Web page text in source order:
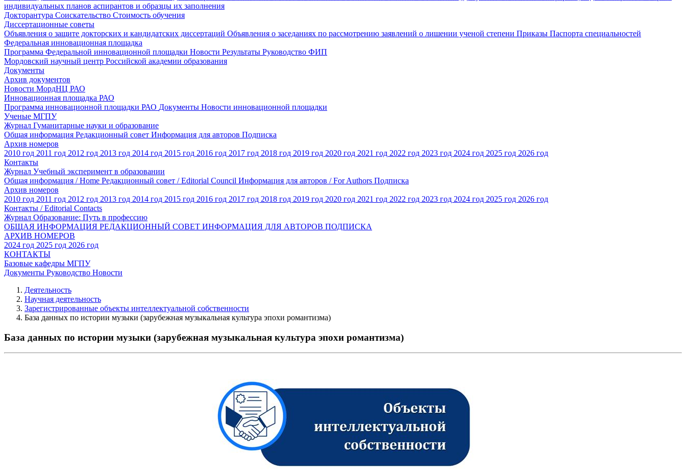
индивидуальных планов аспирантов и образцы их заполнения
Докторантура Соискательство Стоимость обучения
Диссертационные советы
Объявления о защите докторских и кандидатских диссертаций Объявления о заседаниях по рассмотрению заявлений о лишении ученой степени Приказы Паспорта специальностей
Федеральная инновационная площадка
Программа Федеральной инновационной площадки Новости Результаты Руководство ФИП
Мордовский научный центр Российской академии образования
Документы
Архив документов
Новости МордНЦ РАО
Инновационная площадка РАО
Программа инновационной площадки РАО Документы Новости инновационной площадки
Ученые МГПУ
Журнал Гуманитарные науки и образование
Общая информация Редакционный совет Информация для авторов Подписка
Архив номеров
2010 год 2011 год 2012 год 2013 год 2014 год 2015 год 2016 год 2017 год 2018 год 2019 год 2020 год 2021 год 2022 год 2023 год 2024 год 2025 год 2026 год
Контакты
Журнал Учебный эксперимент в образовании
Общая информация / Home Редакционный совет / Editorial Council Информация для авторов / For Authors Подписка
Архив номеров
2010 год 2011 год 2012 год 2013 год 2014 год 2015 год 2016 год 2017 год 2018 год 2019 год 2020 год 2021 год 2022 год 2023 год 2024 год 2025 год 2026 год
Контакты / Editorial Contacts
Журнал Образование: Путь в профессию
ОБЩАЯ ИНФОРМАЦИЯ РЕДАКЦИОННЫЙ СОВЕТ ИНФОРМАЦИЯ ДЛЯ АВТОРОВ ПОДПИСКА
АРХИВ НОМЕРОВ
2024 год 2025 год 2026 год
КОНТАКТЫ
Базовые кафедры МГПУ
Документы Руководство Новости
Деятельность
Научная деятельность
Зарегистрированные объекты интеллектуальной собственности
База данных по истории музыки (зарубежная музыкальная культура эпохи романтизма)
База данных по истории музыки (зарубежная музыкальная культура эпохи романтизма)